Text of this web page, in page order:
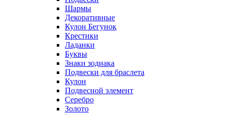
Шармы
Декоративные
Кулон Бегунок
Крестики
Ладанки
Буквы
Знаки зодиака
Подвески для браслета
Кулон
Подвесной элемент
Серебро
Золото